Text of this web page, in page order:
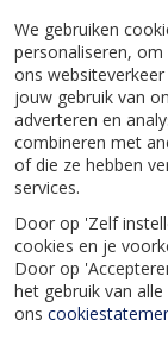
We gebruiken
personaliseren,
ons
jouw gebruik van
adverteren en
combineren met
of die ze hebben
services.
Door op 'Zelf
cookies en je
Door op
het gebruik van
ons
kunststof
Kies de
EAN code